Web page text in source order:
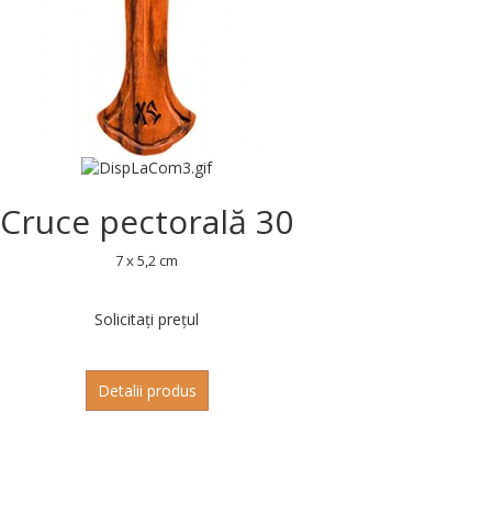
Cruce pectorală 30
7 x 5,2 cm
Solicitați prețul
Detalii produs